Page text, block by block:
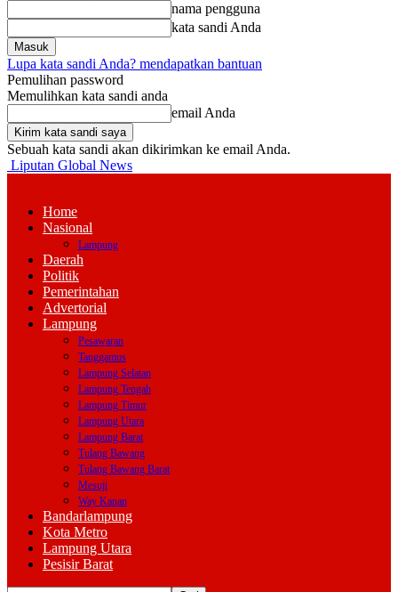
nama pengguna
kata sandi Anda
Lupa kata sandi Anda? mendapatkan bantuan
Pemulihan password
Memulihkan kata sandi anda
email Anda
Sebuah kata sandi akan dikirimkan ke email Anda.
Liputan Global News
Home
Nasional
Lampung
Daerah
Politik
Pemerintahan
Advertorial
Lampung
Pesawaran
Tanggamus
Lampung Selatan
Lampung Tengah
Lampung Timur
Lampung Utara
Lampung Barat
Tulang Bawang
Tulang Bawang Barat
Mesuji
Way Kanan
Bandarlampung
Kota Metro
Lampung Utara
Pesisir Barat